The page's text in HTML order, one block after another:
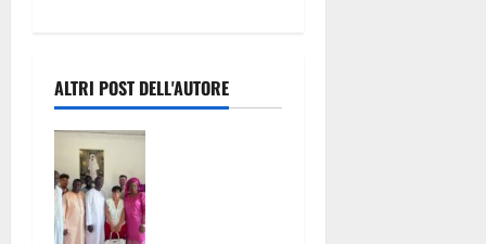
n
e
a
r
ALTRI POST DELL'AUTORE